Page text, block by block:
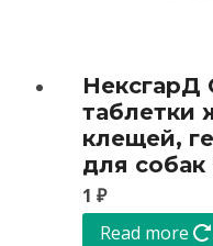
НексгарД
таблетки
клещей,
для собак
1 ₽
Read more